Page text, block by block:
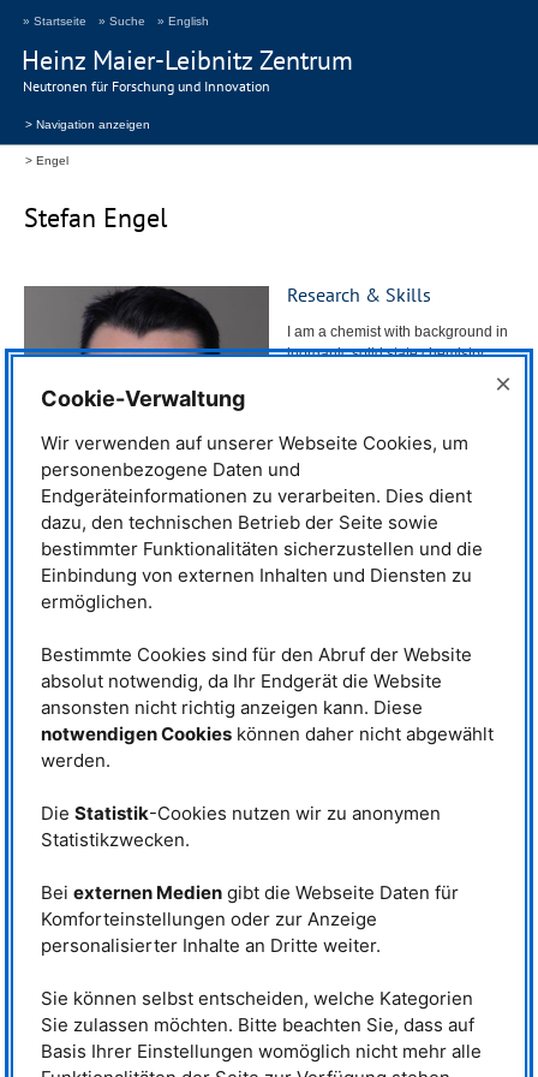
Heinz Maier-Leibnitz Zentrum
Neutronen für Forschung und Innovation
» Startseite » Suche » English
> Navigation anzeigen
Engel
Stefan Engel
Stefan Engel
Research & Skills
I am a chemist with background in
inorganic solid state chemistry.
During my PhD, I investigated new
composition ofM xAlyTz ( M= Ca,
Sr, Y, Ba, La – Lu,
physical properties and their
electronic structure as well as the
electron transfer, using various
analytical methods like X-Ray
diffraction on single crystal and powder samples,
27
quantum chemical calculations. During my stay at the
aerospace. The 3D printed materials will experience stress test to
investigate crack formation, nanostructure changes and durability of these
alloys. Besides X-ray diffraction, also neutron scattering will be used to
understand the mechanical properties of the materials along their behavior
under stress and elevated temperatures.
Applied Methods:
X-ray/Neutron diffraction
Small-angle neutron scattering
Curriculum Vitae
05/2025- Postdoc at the Technical University of Munich (TUM), Heinz
Maier-Leibnitz Zentrum (MLZ ) in the group of Dr. habil. R.
project “AlaAF”
08/2021
PhD at Saarland University in the group of PD Dr. O. Janka
Cookie-Verwaltung ×
Wir verwenden auf unserer Webseite Cookies, um
personenbezogene Daten und
Endgeräteinformationen zu verarbeiten. Dies dient
dazu, den technischen Betrieb der Seite sowie
bestimmter Funktionalitäten sicherzustellen und die
Einbindung von externen Inhalten und Diensten zu
ermöglichen.
Bestimmte Cookies sind für den Abruf der Website
absolut notwendig, da Ihr Endgerät die Website
ansonsten nicht richtig anzeigen kann. Diese
notwendigen Cookieskönnen daher nicht abgewählt
werden.
Die Statistik-Cookies nutzen wir zu anonymen
Statistikzwecken.
Bei externen Mediengibt die Webseite Daten für
Komforteinstellungen oder zur Anzeige
personalisierter Inhalte an Dritte weiter.
Sie können selbst entscheiden, welche Kategorien
Sie zulassen möchten. Bitte beachten Sie, dass auf
Basis Ihrer Einstellungen womöglich nicht mehr alle